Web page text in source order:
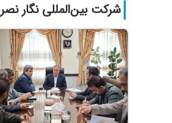
شرکت بین‌المللی نگار نصر